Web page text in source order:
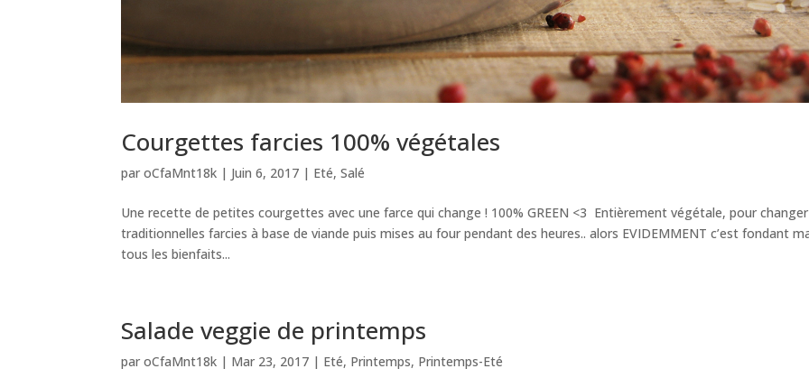
Courgettes farcies 100% végétales
paroCfaMnt18k | Juin 6, 2017 | Eté,Salé
Une recette de petites courgettes avec une farce qui change ! 100% GREEN <3 Entièrement végétale, pour
traditionnelles farcies à base de viande puis mises au four pendant des heures.. alors EVIDEMMENT c’est fondant
tous les bienfaits...
Salade veggie de printemps
paroCfaMnt18k | Mar 23, 2017 | Eté, Printemps, Printemps-Eté